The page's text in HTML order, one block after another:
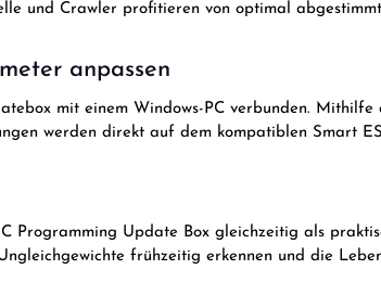
und Crawler profitieren von optimal
anpassen
mit einem Windows-PC verbunden.
werden direkt auf dem kompatiblen Smart
Programming Update Box gleichzeitig als
frühzeitig erkennen und die